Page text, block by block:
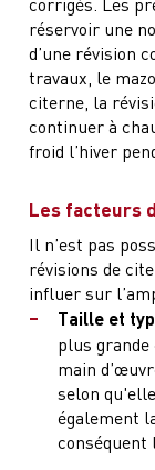
réservoir une
d’une révision
travaux, le
citerne, la
continuer à
froid l’hiver
Les facteurs
Il n’est pas
révisions de
influer sur
Taille et
plus
main
selon
également
conséquent